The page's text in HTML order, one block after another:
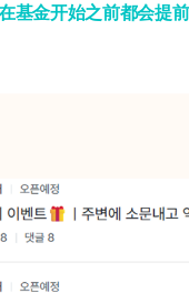
基金开始之前都会提